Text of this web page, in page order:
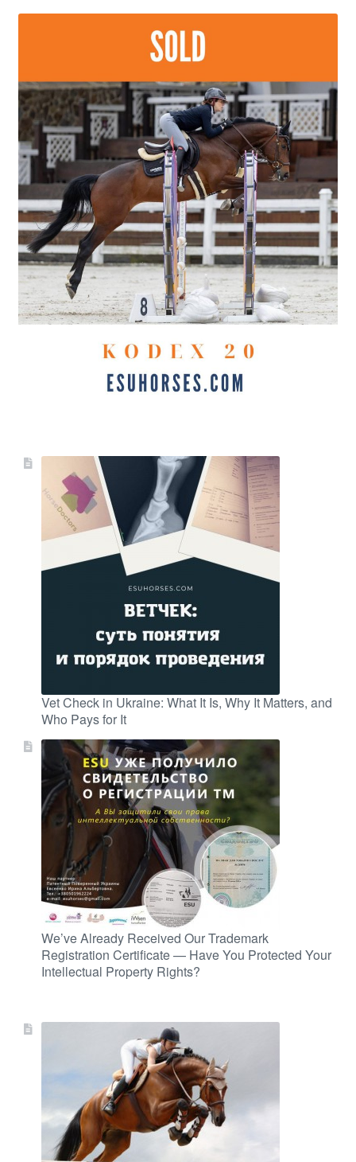
Vet Check in Ukraine: What It Is, Why It Matters, and
Who Pays for It
We’ve Already Received Our Trademark
Registration Certificate — Have You Protected Your
Intellectual Property Rights?